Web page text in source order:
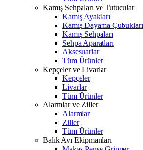
Kamış Sehpaları ve Tutucular
Kamış Ayakları
Kamış Dayama Çubukları
Kamış Sehpaları
Sehpa Aparatları
Aksesuarlar
Tüm Ürünler
Kepçeler ve Livarlar
Kepçeler
Livarlar
Tüm Ürünler
Alarmlar ve Ziller
Alarmlar
Ziller
Tüm Ürünler
Balık Avı Ekipmanları